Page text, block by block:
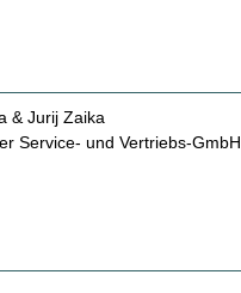
& Jurij Zaika
Service- und Vertriebs-GmbH